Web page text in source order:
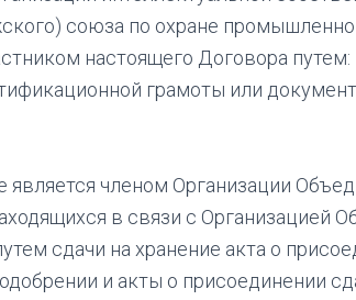
союза по охране
настоящего Договора путем:
грамоты или
является членом Организации
в связи с Организацией
сдачи на хранение акта о
и акты о присоединении